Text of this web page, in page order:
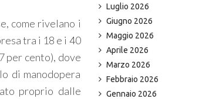
come rivelano i
tra i 18 e i 40
per cento), dove
di manodopera
proprio dalle
Luglio 2026
Giugno 2026
Maggio 2026
Aprile 2026
Marzo 2026
Febbraio 2026
Gennaio 2026